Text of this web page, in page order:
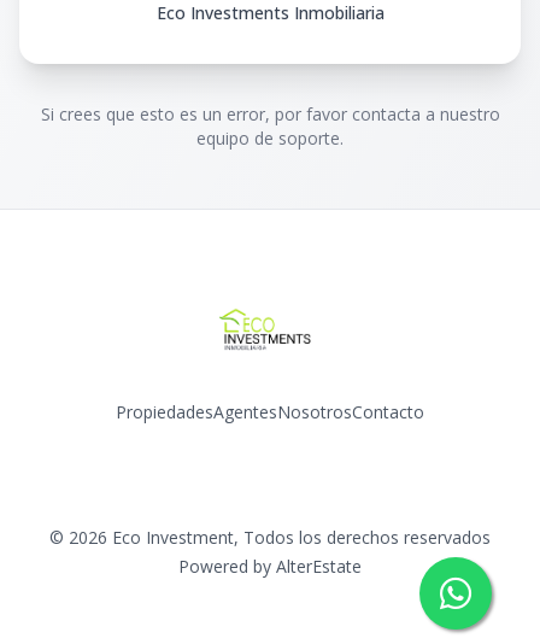
Eco Investments Inmobiliaria
Si crees que esto es un error, por favor contacta a nuestro
equipo de soporte.
PropiedadesAgentesNosotrosContacto
© 2026 Eco Investment, Todos los derechos reservados
Powered by AlterEstate